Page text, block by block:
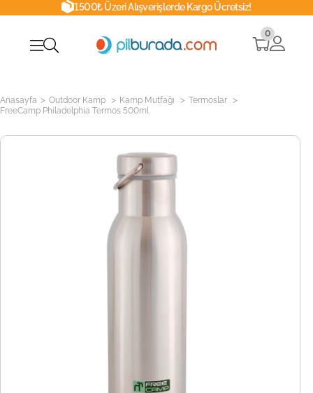
1500₺ Üzeri Alışverişlerde Kargo Ücretsiz!
0
Anasayfa > Outdoor Kamp > Kamp Mutfağı > Termoslar >
FreeCamp Philadelphia Termos 500ml